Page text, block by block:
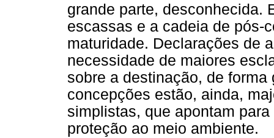
grande parte, desconhecida.
escassas e a cadeia de pós-
maturidade. Declarações de
necessidade de maiores
sobre a destinação, de
concepções estão, ainda,
simplistas, que apontam
proteção ao meio ambiente.